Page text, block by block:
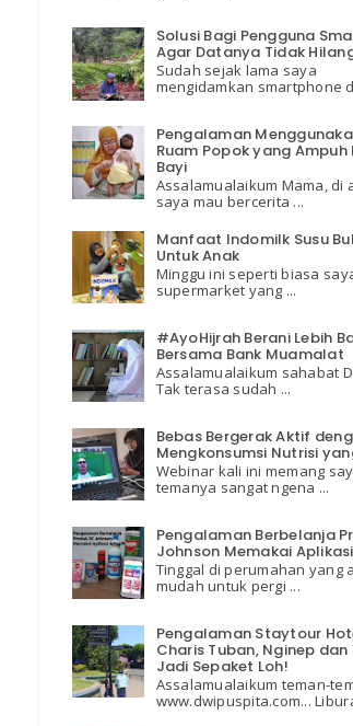
Solusi Bagi Pengguna
Agar Datanya Tidak
Sudah sejak lama saya
mengidamkan smartphone
Pengalaman
Ruam Popok yang Ampuh
Bayi
Assalamualaikum Mama, di
saya mau bercerita ...
Manfaat Indomilk Susu
Untuk Anak
Minggu ini seperti biasa
supermarket yang ...
#AyoHijrah Berani Lebih
Bersama Bank Muamalat
Assalamualaikum sahabat
Tak terasa sudah ...
Bebas Bergerak Aktif
Mengkonsumsi Nutrisi
Webinar kali ini memang
temanya sangat ngena ...
Pengalaman Berbelanja
Johnson Memakai
Tinggal di perumahan yang
mudah untuk pergi ...
Pengalaman Staytour
Charis Tuban, Nginep dan
Jadi Sepaket Loh!
Assalamualaikum teman-
www.dwipuspita.com...